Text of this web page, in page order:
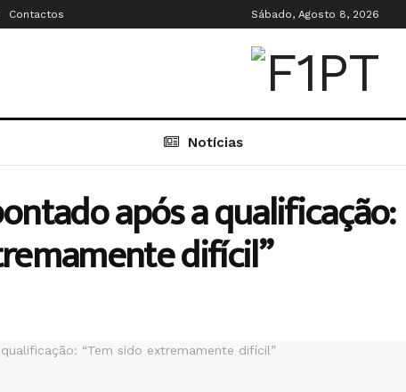
Contactos Sábado, Agosto 8, 2026
Notícias
após a qualificação:
difícil”